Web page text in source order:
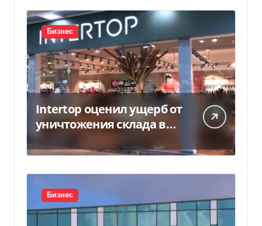
Бизнес
Intertop оценил ущерб от
уничтожения склада в
Бизнес